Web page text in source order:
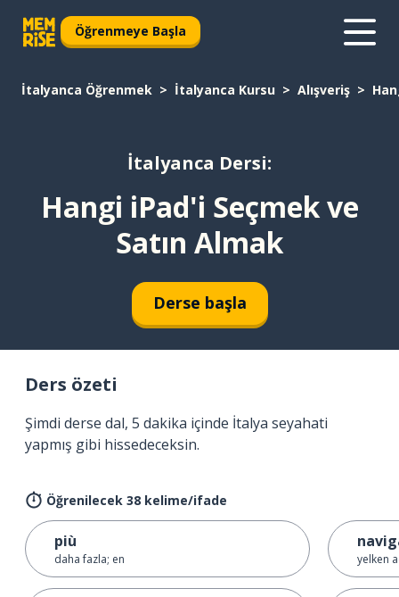
Öğrenmeye Başla
İtalyanca Öğrenmek İtalyanca Kursu Alışveriş
İtalyanca Dersi:
Hangi iPad'i Seçmek ve
Satın Almak
Derse başla
Ders özeti
Şimdi derse dal, 5 dakika içinde İtalya seyahati
yapmış gibi hissedeceksin.
Öğrenilecek 38 kelime/ifade
più
daha fazla; en yelken